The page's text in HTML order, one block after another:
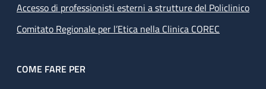
Accesso di professionisti esterni a strutture del Policlinico
Comitato Regionale per l’Etica nella Clinica COREC
COME FARE PER